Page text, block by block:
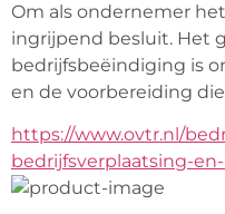
Om als ondernemer
ingrijpend besluit. Het
bedrijfsbeëindiging is
en de voorbereiding
https://www.ovtr.nl/
bedrijfsverplaatsing-